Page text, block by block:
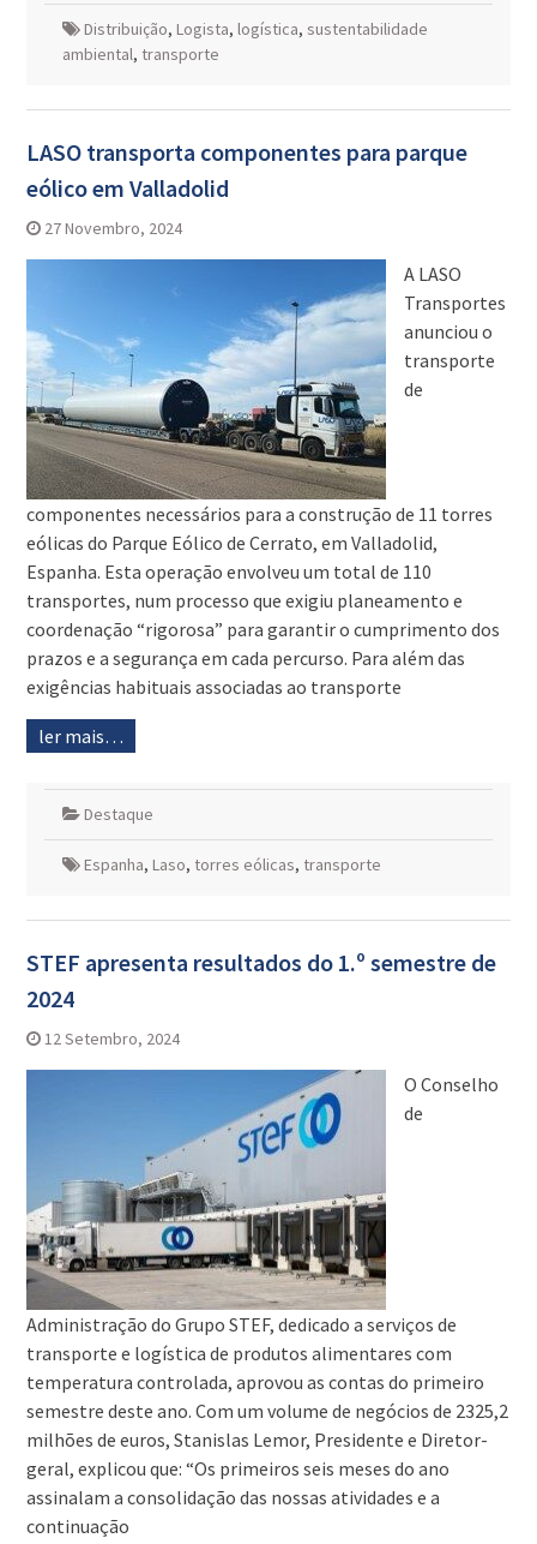
Distribuição, Logista, logística, sustentabilidade
ambiental, transporte
LASO transporta componentes para parque
eólico em Valladolid
27 Novembro, 2024
A LASO
Transportes
anunciou o
transporte
de
componentes necessários para a construção de 11 torres
eólicas do Parque Eólico de Cerrato, em Valladolid,
Espanha. Esta operação envolveu um total de 110
transportes, num processo que exigiu planeamento e
coordenação “rigorosa” para garantir o cumprimento dos
prazos e a segurança em cada percurso. Para além das
exigências habituais associadas ao transporte
ler mais…
Destaque
Espanha, Laso, torres eólicas, transporte
STEF apresenta resultados do 1.º semestre de
2024
12 Setembro, 2024
O Conselho
de
Administração do Grupo STEF, dedicado a serviços de
transporte e logística de produtos alimentares com
temperatura controlada, aprovou as contas do primeiro
semestre deste ano. Com um volume de negócios de 2325,2
milhões de euros, Stanislas Lemor, Presidente e Diretor-
geral, explicou que: “Os primeiros seis meses do ano
assinalam a consolidação das nossas atividades e a
continuação